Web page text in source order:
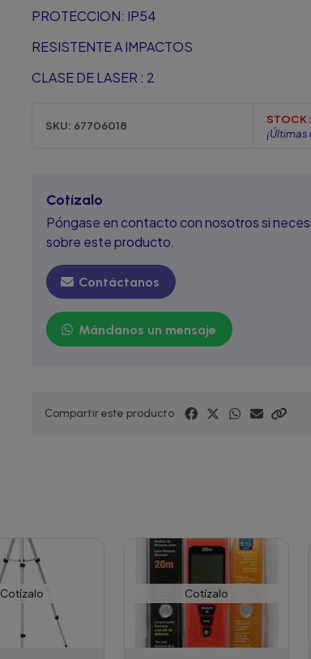
PROTECCION: IP54
RESISTENTE A IMPACTOS
CLASE DE LASER : 2
SKU: 67706018 STOCK:
Cotízalo
Póngase en contacto con nosotros si
sobre este producto.
Contáctanos
Mándanos un mensaje
Compartir este producto
Cotízalo Cotízalo